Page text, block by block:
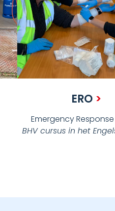
ERO >
Emergency
BHV cursus in het